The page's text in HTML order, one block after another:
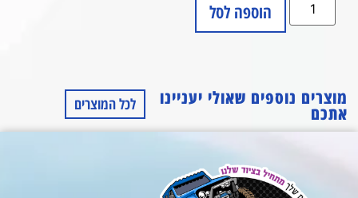
הוספה לסל
מוצרים נוספים שאולי יעניינו
אתכם לכל המוצרים